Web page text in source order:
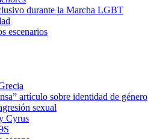
durante la Marcha LGBT
escenarios
artículo sobre identidad de género
sexual
Cyrus